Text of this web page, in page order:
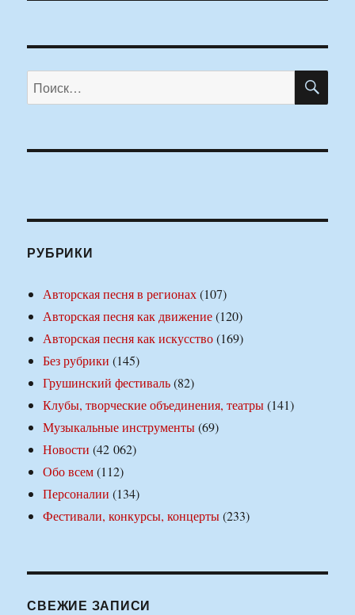
Искать:
РУБРИКИ
Авторская песня в регионах(107)
Авторская песня как движение(120)
Авторская песня как искусство(169)
Без рубрики (145)
Грушинский фестиваль(82)
Клубы, творческие объединения, театры(141)
Музыкальные инструменты(69)
Новости (42 062)
Обо всем(112)
Персоналии (134)
Фестивали, конкурсы, концерты(233)
СВЕЖИЕ ЗАПИСИ